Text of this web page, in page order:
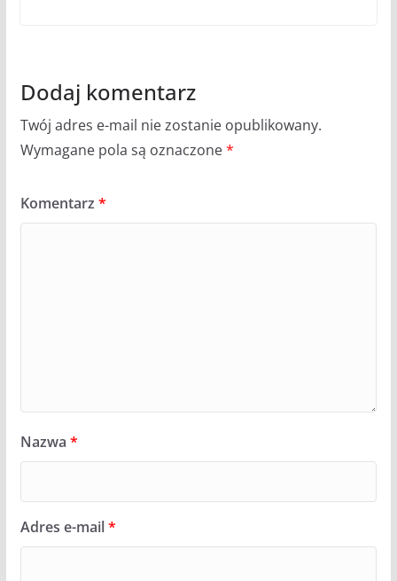
Dodaj komentarz
Twój adres e-mail nie zostanie opublikowany.
Wymagane pola są oznaczone*
Komentarz *
Nazwa *
Adres e-mail*